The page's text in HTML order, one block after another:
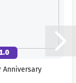
Anniversary